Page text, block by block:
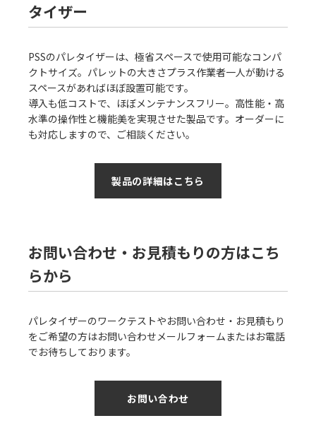
タイザー
PSSのパレタイザーは、極省スペースで使用可能なコンパ
クトサイズ。パレットの大きさプラス作業者一人が動ける
スペースがあればほぼ設置可能です。
導入も低コストで、ほぼメンテナンスフリー。高性能・高
水準の操作性と機能美を実現させた製品です。オーダーに
も対応しますので、ご相談ください。
製品の詳細はこちら
お問い合わせ・お見積もりの方はこち
らから
パレタイザーのワークテストやお問い合わせ・お見積もり
をご希望の方はお問い合わせメールフォームまたはお電話
でお待ちしております。
お問い合わせ